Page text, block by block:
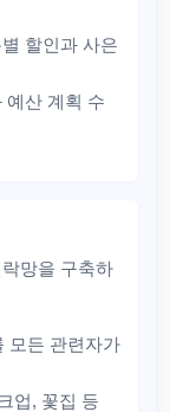
할인과 사은
예산 계획 수
망을 구축하
모든 관련자가
업, 꽃집 등